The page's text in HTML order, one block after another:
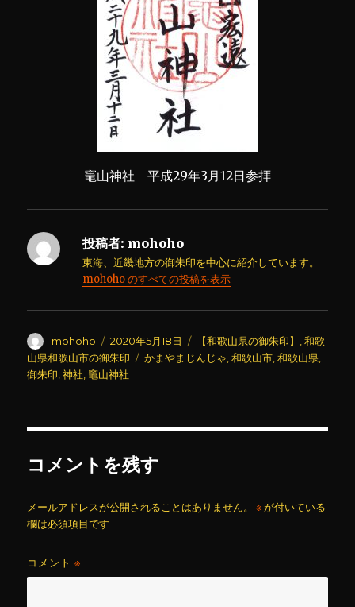
竈山神社 平成29年3月12日参拝
投稿者: mohoho
東海、近畿地方の御朱印を中心に紹介しています。
mohoho のすべての投稿を表示
投
稿
者
mohoho
投
稿
日:
2020年5月18日
カ
テ
【和歌山県の御朱印】 ,和歌
山県和歌山市の御朱印
タ
かまやまじんじゃ ,和歌山市 ,和歌山県
御朱印 ,神社 竈山神社
コメントを残す
メールアドレスが公開されることはありません。 ※が付いている
欄は必須項目です
コメント※